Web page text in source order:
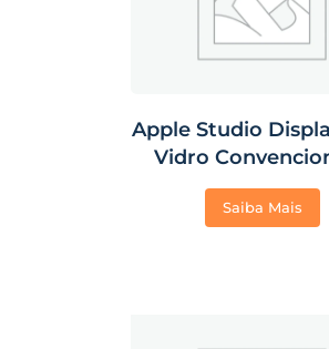
Apple Studio
Vidro
Base com Ajuste
Inclinação e
Saiba Mais